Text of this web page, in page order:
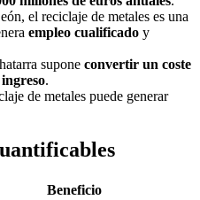
el reciclaje de metales es una
empleo cualificado y
supone convertir un coste
.
de metales puede generar
Beneficio